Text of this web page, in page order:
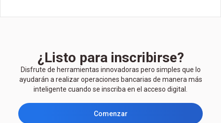
¿Listo para inscribirse?
Disfrute de herramientas innovadoras pero simples que lo
ayudarán a realizar operaciones bancarias de manera más
inteligente cuando se inscriba en el acceso digital.
Comenzar